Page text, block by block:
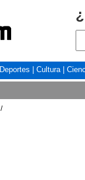
Deportes Cultura|
/